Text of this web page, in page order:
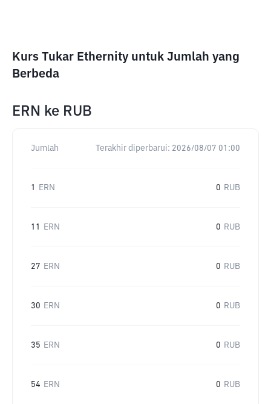
Kurs Tukar Ethernity untuk Jumlah yang
Berbeda
ERN ke RUB
Jumlah Terakhir diperbarui: 2026/08/07 01:00
1 ERN 0 RUB
11 ERN 0 RUB
27 ERN 0 RUB
30 ERN 0 RUB
35 ERN 0 RUB
54 ERN 0 RUB